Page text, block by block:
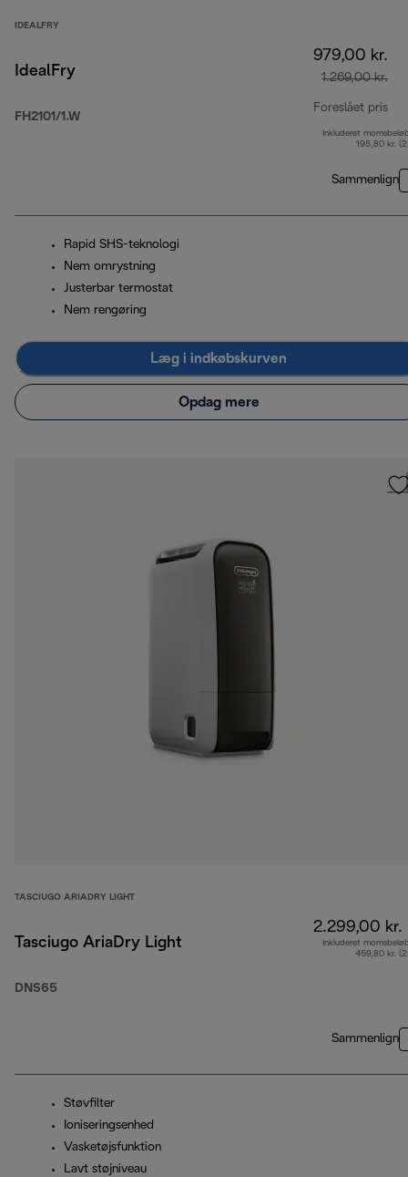
IDEALFRY
IdealFry
FH2101/1.W
979,00 kr.
1.269,00 kr.
Foreslået pris
Inkluderet
195,80 kr.
Sammenlign
Rapid SHS-teknologi
Nem omrystning
Justerbar termostat
Nem rengøring
Læg i indkøbskurven
Opdag mere
TASCIUGO ARIADRY LIGHT
Tasciugo AriaDry Light
DNS65
2.299,00 kr.
Inkluderet
459,80 kr.
Sammenlign
Støvfilter
Ioniseringsenhed
Vasketøjsfunktion
Lavt støjniveau